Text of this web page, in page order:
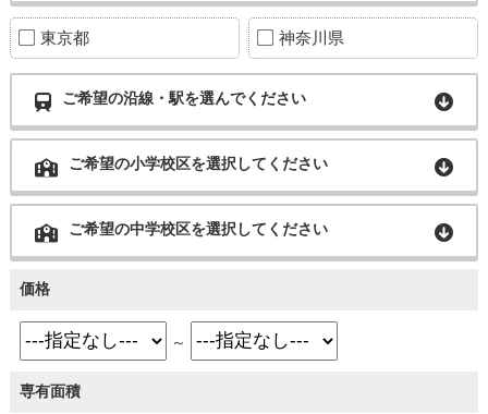
東京都 神奈川県
ご希望の沿線・駅を選んでください
ご希望の小学校区を選択してください
ご希望の中学校区を選択してください
価格
～
専有面積